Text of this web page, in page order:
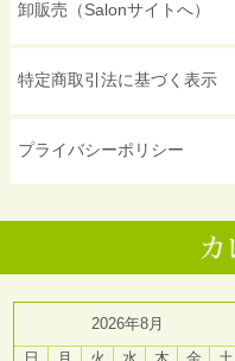
卸販売（Salonサイトへ）
特定商取引法に基づく表示
プライバシーポリシー
2026年8月